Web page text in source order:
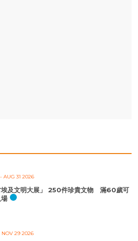
- AUG 31 2026
埃及文明大展」 250件珍貴文物 滿60歲可
NOV 29 2026